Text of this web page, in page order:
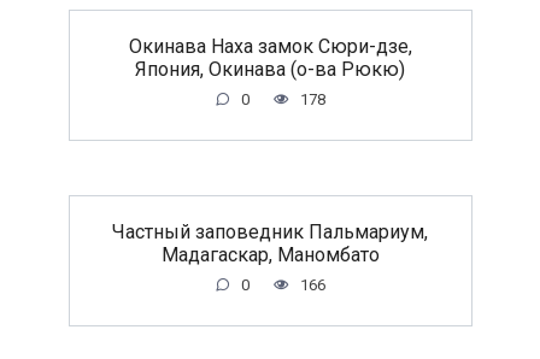
Окинава Наха замок Сюри-дзе,
Япония, Окинава (о-ва Рюкю)
0 178
Частный заповедник Пальмариум,
Мадагаскар, Маномбато
0 166